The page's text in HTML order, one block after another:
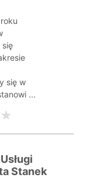
się
się w
...
Stanek